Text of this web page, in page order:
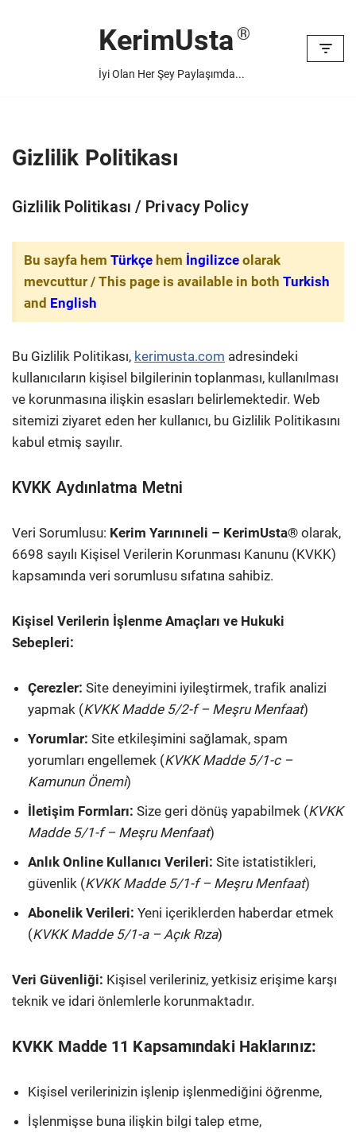
KerimUsta
İyi Olan Her Şey Paylaşımda...
Gizlilik Politikası
Gizlilik Politikası / Privacy Policy
Bu sayfa hem Türkçe hem İngilizce olarak
mevcuttur / This page is available in both Turkish
and English
Bu Gizlilik Politikası, kerimusta.com adresindeki
kullanıcıların kişisel bilgilerinin toplanması, kullanılması
ve korunmasına ilişkin esasları belirlemektedir. Web
sitemizi ziyaret eden her kullanıcı, bu Gizlilik Politikasını
kabul etmiş sayılır.
KVKK Aydınlatma Metni
Veri Sorumlusu: Kerim Yarınıneli – KerimUsta® olarak,
6698 sayılı Kişisel Verilerin Korunması Kanunu (KVKK)
kapsamında veri sorumlusu sıfatına sahibiz.
Kişisel Verilerin İşlenme Amaçları ve Hukuki
Sebepleri:
Çerezler: Site deneyimini iyileştirmek, trafik analizi
yapmak (KVKK Madde 5/2-f – Meşru Menfaat)
Yorumlar: Site etkileşimini sağlamak, spam
yorumları engellemek (KVKK Madde 5/1-c –
Kamunun Önemi)
İletişim Formları: Size geri dönüş yapabilmek (KVKK
Madde 5/1-f – Meşru Menfaat)
Anlık Online Kullanıcı Verileri: Site istatistikleri,
güvenlik (KVKK Madde 5/1-f – Meşru Menfaat)
Abonelik Verileri: Yeni içeriklerden haberdar etmek
(KVKK Madde 5/1-a – Açık Rıza)
Veri Güvenliği: Kişisel verileriniz, yetkisiz erişime karşı
teknik ve idari önlemlerle korunmaktadır.
KVKK Madde 11 Kapsamındaki Haklarınız:
Kişisel verilerinizin işlenip işlenmediğini öğrenme,
İşlenmişse buna ilişkin bilgi talep etme,